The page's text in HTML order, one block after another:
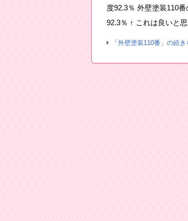
度92.3％ 外壁塗装110
92.3％ ↑ これは良いと
「外壁塗装110番」の続き